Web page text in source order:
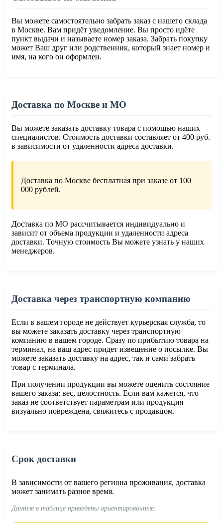
Вы можете самостоятельно забрать заказ с нашего склада
в Москве. Вам придёт уведомление. Вы просто идёте
пункт выдачи и называете номер заказа. Забрать покупку
может Ваш друг или родственник, который знает номер и
имя, на кого он оформлен.
Доставка по Москве и МО
Вы можете заказать доставку товара с помощью наших
специалистов. Стоимость доставки составляет от 400 руб.
в зависимости от удаленности адреса доставки.
Доставка по Москве бесплатная при заказе от 100
000 рублей.
Доставка по МО рассчитывается индивидуально и
зависит от объема продукции и удаленности адреса
доставки. Точную стоимость Вы можете узнать у наших
менеджеров.
Доставка через транспортную компанию
Если в вашем городе не действует курьерская служба, то
вы можете заказать доставку через транспортную
компанию в вашем городе. Сразу по прибытию товара на
терминал, на ваш адрес придет извещение о посылке. Вы
можете заказать доставку на адрес, так и сами забрать
товар с терминала.
При получении продукции вы можете оценить состояние
вашего заказа: вес, целостность. Если вам кажется, что
заказ не соответствует параметрам или продукция
визуально повреждена, свяжитесь с продавцом.
Срок доставки
В зависимости от вашего региона проживания, доставка
может занимать разное время.
Данные в таблице приведены ориентировочные.